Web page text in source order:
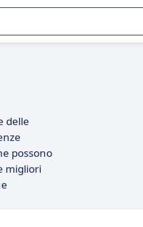
delle
possono
migliori